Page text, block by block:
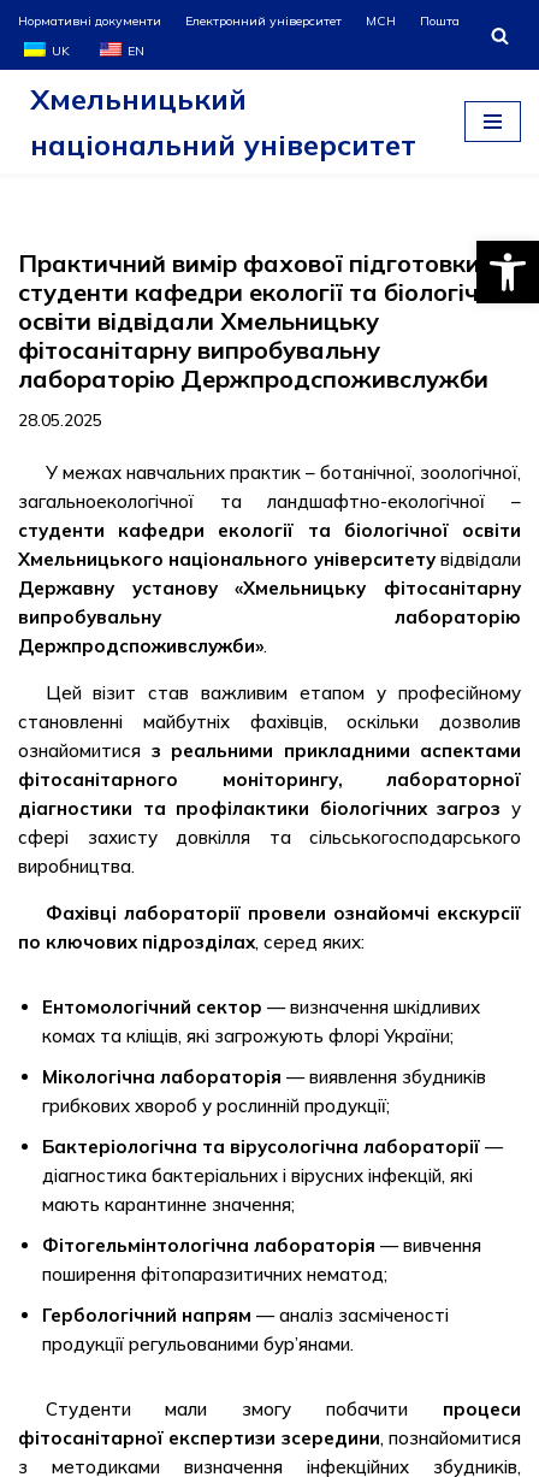
Перейти
до
Нормативні документи Електронний університет МСН
Пошта
UK
EN
Хмельницький
національний університет
Практичний вимір фахової підготовки:
студенти кафедри екології та біологічної
освіти відвідали Хмельницьку
фітосанітарну випробувальну
лабораторію Держпродспоживслужби
28.05.2025
У межах навчальних практик – ботанічної, зоологічної,
загальноекологічної та ландшафтно-екологічної –
студенти кафедри екології та біологічної освіти
Хмельницького національного університетувідвідали
Державну установу «Хмельницьку фітосанітарну
випробувальну лабораторію
Держпродспоживслужби».
Цей візит став важливим етапом у професійному
становленні майбутніх фахівців, оскільки дозволив
ознайомитися з реальними прикладними аспектами
фітосанітарного моніторингу, лабораторної
діагностики та профілактики біологічних загроз у
сфері захисту довкілля та сільськогосподарського
виробництва.
Фахівці лабораторії провели ознайомчі екскурсії
по ключових підрозділах, серед яких:
Ентомологічний сектор — визначення шкідливих
комах та кліщів, які загрожують флорі України;
Мікологічна лабораторія — виявлення збудників
грибкових хвороб у рослинній продукції;
Бактеріологічна та вірусологічна лабораторії —
діагностика бактеріальних і вірусних інфекцій, які
мають карантинне значення;
Фітогельмінтологічна лабораторія — вивчення
поширення фітопаразитичних нематод;
Гербологічний напрям — аналіз засміченості
продукції регульованими бур’янами.
Студенти мали змогу побачити процеси
фітосанітарної експертизи зсередини, познайомитися
з методиками визначення інфекційних збудників,